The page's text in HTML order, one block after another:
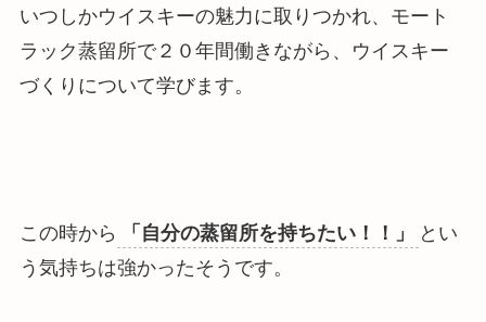
いつしかウイスキーの魅力に取りつかれ、モート
ラック蒸留所で２０年間働きながら、ウイスキー
づくりについて学びます。
この時から 「自分の蒸留所を持ちたい！！」
とい
う気持ちは強かったそうです。